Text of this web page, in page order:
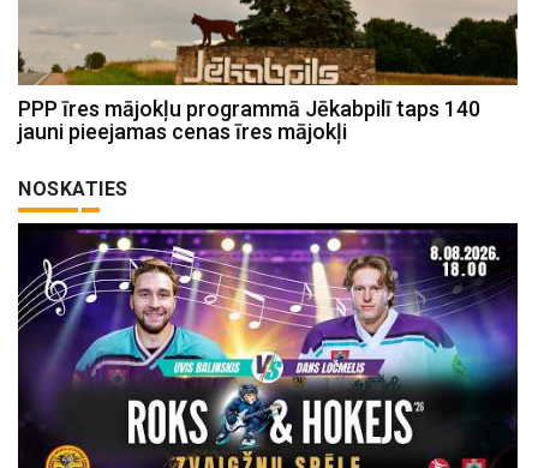
PPP īres mājokļu programmā Jēkabpilī taps 140
jauni pieejamas cenas īres mājokļi
NOSKATIES